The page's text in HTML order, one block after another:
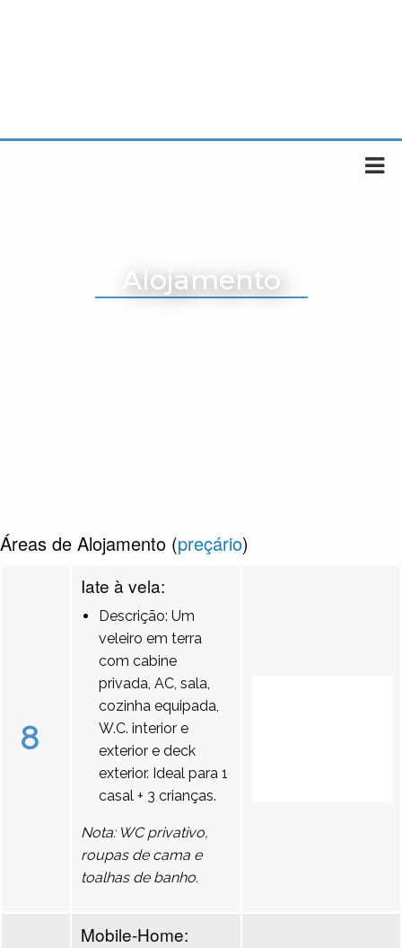
Alojamento
Áreas de Alojamento (preçário)
8
Iate à vela:
Descrição: Um
veleiro em terra
com cabine
privada, AC, sala,
cozinha equipada,
W.C. interior e
exterior e deck
exterior. Ideal para 1
casal + 3 crianças.
Nota: WC privativo,
roupas de cama e
toalhas de banho.
Mobile-Home: